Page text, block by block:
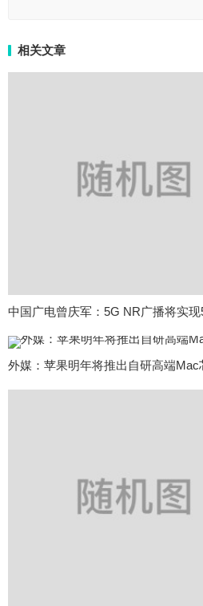
相关文章
中国广电曾庆军：5G NR广播将实
外媒：苹果明年将推出自研高端Mac